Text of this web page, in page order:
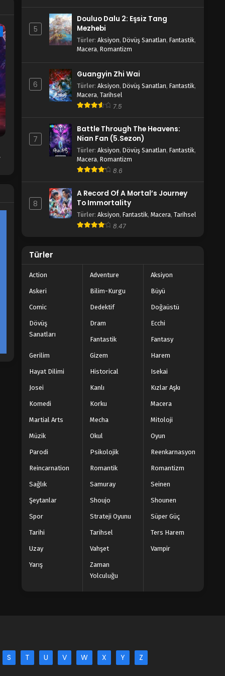
Wan Jie Xian Zong 4. Sezon 11.
Bölüm
Blm 11 - Aralık 28, 2022
Bölüm
Blm 10 - Aralık 28, 2022
Wan Jie Xian Zong 4. Sezon 9.
Blm 9 - Aralık 28, 2022
Wan Jie Xian Zong 4. Sezon 8.
Bölüm
Wan Jie Xian Zong 4. Sezon 7.
Bölüm
Blm 7 - Aralık 28, 2022
Wan Jie Xian Zong 4. Sezon 5.
Wan Jie Xian Zong 4. Sezon 4.
Bölüm
Blm 4 - Aralık 28, 2022
Bölüm
Blm 3 - Aralık 28, 2022
Wan Jie Xian Zong 4. Sezon 2.
Bölüm
Wan Jie Xian Zong 4. Sezon 1.
5
Douluo Dalu 2: Eşsiz Tang
Mezhebi
Türler: Aksiyon, Dövüş Sanatları, Fantastik,
Macera, Romantizm
6
Guangyin Zhi Wai
Türler: Aksiyon, Dövüş Sanatları, Fantastik,
Macera, Tarihsel
7.5
7
Battle Through The Heavens:
Nian Fan (5.Sezon)
Türler: Aksiyon, Dövüş Sanatları, Fantastik,
Macera, Romantizm
8.6
8
A Record Of A Mortal’s Journey
To Immortality
Türler: Aksiyon, Fantastik, Macera, Tarihsel
8.47
Türler
Action Adventure Aksiyon
Askeri Bilim-Kurgu Büyü
Comic Dedektif Doğaüstü
Dövüş
Sanatları
Dram Ecchi
Fantastik Fantasy
Gerilim Gizem Harem
Hayat Dilimi Historical Isekai
Josei Kanlı Kızlar Aşkı
Komedi Korku Macera
Martial Arts Mecha Mitoloji
Müzik Okul Oyun
Parodi Psikolojik Reenkarnasyon
Reincarnation Romantik Romantizm
Sağlık Samuray Seinen
Şeytanlar Shoujo Shounen
Spor Strateji Oyunu Süper Güç
Tarihi Tarihsel Ters Harem
Uzay Vahşet Vampir
Yarış
Zaman
Yolculuğu
S T U V W X Y Z